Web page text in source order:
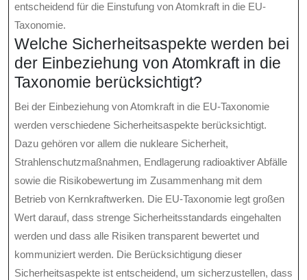
entscheidend für die Einstufung von Atomkraft in die EU-
Taxonomie.
Welche Sicherheitsaspekte werden bei
der Einbeziehung von Atomkraft in die
Taxonomie berücksichtigt?
Bei der Einbeziehung von Atomkraft in die EU-Taxonomie
werden verschiedene Sicherheitsaspekte berücksichtigt.
Dazu gehören vor allem die nukleare Sicherheit,
Strahlenschutzmaßnahmen, Endlagerung radioaktiver Abfälle
sowie die Risikobewertung im Zusammenhang mit dem
Betrieb von Kernkraftwerken. Die EU-Taxonomie legt großen
Wert darauf, dass strenge Sicherheitsstandards eingehalten
werden und dass alle Risiken transparent bewertet und
kommuniziert werden. Die Berücksichtigung dieser
Sicherheitsaspekte ist entscheidend, um sicherzustellen, dass